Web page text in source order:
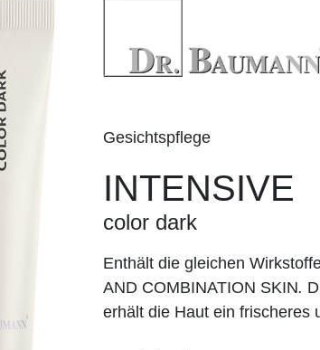
Gesichtspflege
INTENSIVE
color dark
Enthält die gleichen
AND COMBINATION SKIN.
erhält die Haut ein frischeres